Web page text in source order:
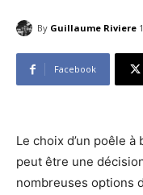
By Guillaume Riviere
Facebook
Le choix d’un poêle
peut être une
nombreuses options